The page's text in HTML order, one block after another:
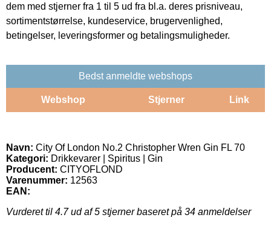
dem med stjerner fra 1 til 5 ud fra bl.a. deres prisniveau,
sortimentstørrelse, kundeservice, brugervenlighed,
betingelser, leveringsformer og betalingsmuligheder.
Bedst anmeldte webshops
Webshop Stjerner Link
Navn: City Of London No.2 Christopher Wren Gin FL 70
Kategori: Drikkevarer | Spiritus | Gin
Producent: CITYOFLOND
Varenummer: 12563
EAN:
Vurderet til 4.7ud af 5 stjerner baseret på 34 anmeldelser